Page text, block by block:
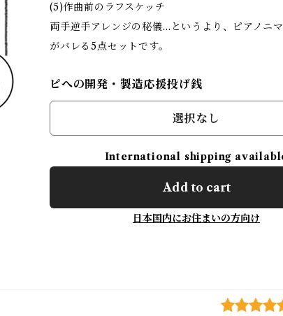
(5)作曲前のラフスケッチ
両手逆手アレンジの秘儀…というより、ピアノニ
がバレる5点セットです。
ピへの開発・製造応援投げ銭
選択なし
International shipping
Add to cart
日本国内にお住まいの方向け